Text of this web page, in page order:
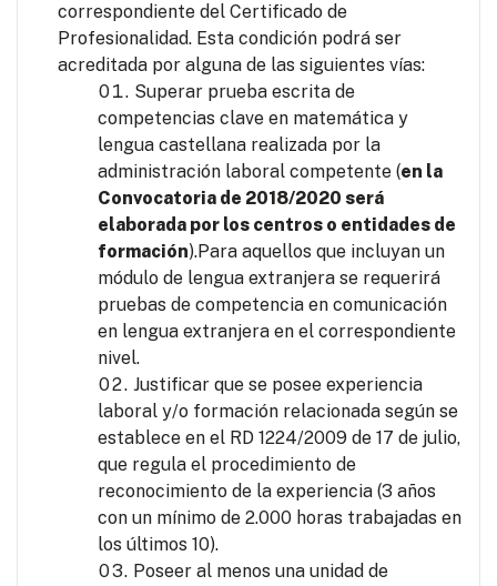
correspondiente del Certificado de
Profesionalidad. Esta condición podrá ser
acreditada por alguna de las siguientes vías:
Superar prueba escrita de
competencias clave en matemática y
lengua castellana realizada por la
administración laboral competente (en la
Convocatoria de 2018/2020 será
elaborada por los centros o entidades de
formación).Para aquellos que incluyan un
módulo de lengua extranjera se requerirá
pruebas de competencia en comunicación
en lengua extranjera en el correspondiente
nivel.
Justificar que se posee experiencia
laboral y/o formación relacionada según se
establece en el RD 1224/2009 de 17 de julio,
que regula el procedimiento de
reconocimiento de la experiencia (3 años
con un mínimo de 2.000 horas trabajadas en
los últimos 10).
Poseer al menos una unidad de